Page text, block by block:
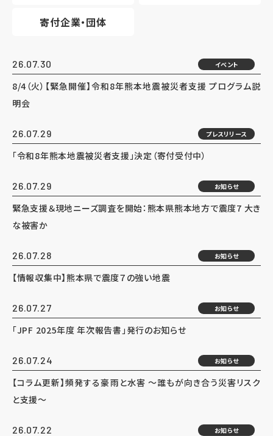
寄付企業・団体
26.07.30 イベント
8/4（火）【緊急開催】令和8年熊本地震被災者支援 プログラム説
明会
26.07.29 プレスリリース
「令和8年熊本地震被災者支援」決定（寄付受付中）
26.07.29 お知らせ
緊急支援＆現地ニーズ調査を開始：熊本県熊本地方で震度7 大き
な被害か
26.07.28 お知らせ
【情報収集中】熊本県で震度７の強い地震
26.07.27 お知らせ
「JPF 2025年度 年次報告書」発行のお知らせ
26.07.24 お知らせ
【コラム更新】頻発する豪雨と水害 ～誰もが向き合う災害リスク
と支援～
26.07.22 お知らせ